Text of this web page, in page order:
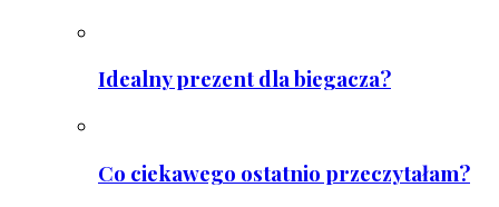
Idealny prezent dla biegacza?
Co ciekawego ostatnio przeczytałam?